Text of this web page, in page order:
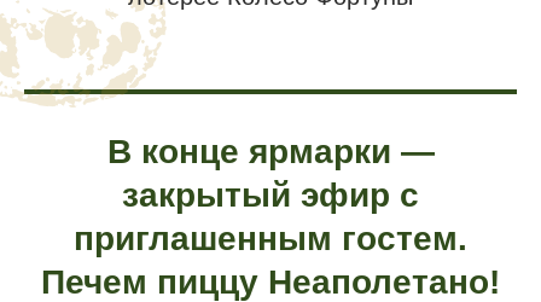
В конце ярмарки —
закрытый эфир с
приглашенным гостем.
Печем пиццу Неаполетано!